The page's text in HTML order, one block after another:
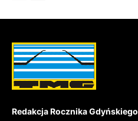
Redakcja Rocznika Gdyńskiego